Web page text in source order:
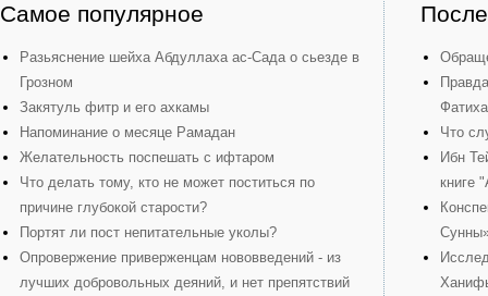
Самое популярное
Разьяснение шейха Абдуллаха ас-Сада о сьезде в
Грозном
Закятуль фитр и его ахкамы
Напоминание о месяце Рамадан
Желательность поспешать с ифтаром
Что делать тому, кто не может поститься по
причине глубокой старости?
Портят ли пост непитательные уколы?
Опровержение приверженцам нововведений - из
лучших добровольных деяний, и нет препятствий
Что
Ибн
книге